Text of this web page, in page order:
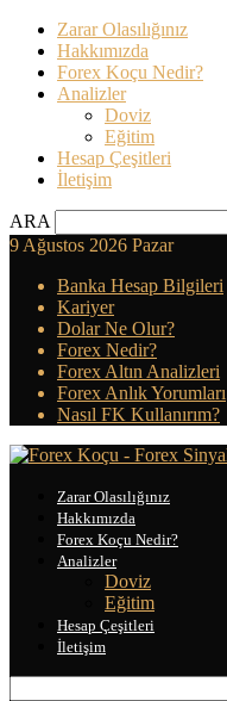
Zarar Olasılığınız
Hakkımızda
Forex Koçu Nedir?
Analizler
Doviz
Eğitim
Hesap Çeşitleri
İletişim
ARA
9 Ağustos 2026 Pazar
Banka Hesap Bilgileri
Kariyer
Dolar Ne Olur?
Forex Nedir?
Forex Altın Analizleri
Forex Anlık Yorumları
Nasıl FK Kullanırım?
Zarar Olasılığınız
Hakkımızda
Forex Koçu Nedir?
Analizler
Doviz
Eğitim
Hesap Çeşitleri
İletişim